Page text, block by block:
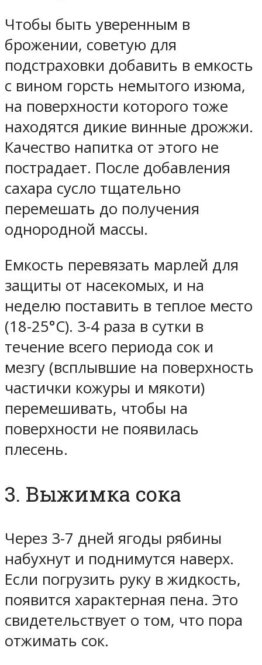
Чтобы быть уверенным в
брожении, советую для
подстраховки добавить в емкость
с вином горсть немытого изюма,
на поверхности которого тоже
находятся дикие винные дрожжи.
Качество напитка от этого не
пострадает. После добавления
сахара сусло тщательно
перемешать до получения
однородной массы.
Емкость перевязать марлей для
защиты от насекомых, и на
неделю поставить в теплое место
(18-25°C). 3-4 раза в сутки в
течение всего периода сок и
мезгу (всплывшие на поверхность
частички кожуры и мякоти)
перемешивать, чтобы на
поверхности не появилась
плесень.
3. Выжимка сока
Через 3-7 дней ягоды рябины
набухнут и поднимутся наверх.
Если погрузить руку в жидкость,
появится характерная пена. Это
свидетельствует о том, что пора
отжимать сок.